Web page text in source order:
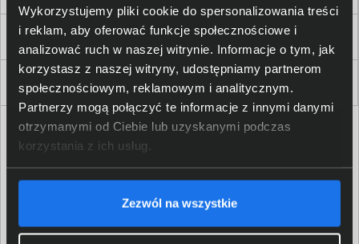
Wykorzystujemy pliki cookie do spersonalizowania treści
i reklam, aby oferować funkcje społecznościowe i
analizować ruch w naszej witrynie. Informacje o tym, jak
korzystasz z naszej witryny, udostępniamy partnerom
społecznościowym, reklamowym i analitycznym.
Partnerzy mogą połączyć te informacje z innymi danymi
otrzymanymi od Ciebie lub uzyskanymi podczas
korzystania z ich usług.
Zezwól na wszystkie
Zakupy
Delkom 2000